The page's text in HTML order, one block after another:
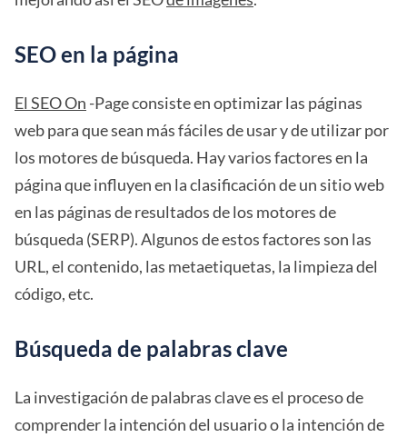
SEO en la página
El SEO On -Page consiste en optimizar las páginas
web para que sean más fáciles de usar y de utilizar por
los motores de búsqueda. Hay varios factores en la
página que influyen en la clasificación de un sitio web
en las páginas de resultados de los motores de
búsqueda (SERP). Algunos de estos factores son las
URL, el contenido, las metaetiquetas, la limpieza del
código, etc.
Búsqueda de palabras clave
La investigación de palabras clave es el proceso de
comprender la intención del usuario o la intención de